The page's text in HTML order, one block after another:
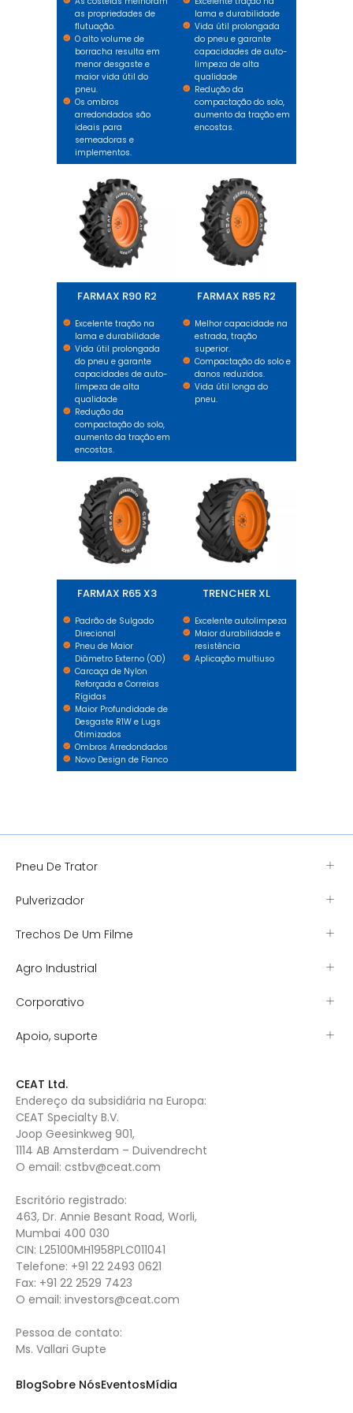
as propriedades de
flutuação.
O alto volume de
borracha resulta em
menor desgaste e
maior vida útil do
pneu.
Os ombros
arredondados são
ideais para
semeadoras e
implementos.
lama e durabilidade
Vida útil prolongada
do pneu e garante
capacidades de auto-
limpeza de alta
qualidade
Redução da
compactação do solo,
aumento da tração em
encostas.
FARMAX R90 R2
Excelente tração na
lama e durabilidade
Vida útil prolongada
do pneu e garante
capacidades de auto-
limpeza de alta
qualidade
Redução da
compactação do solo,
aumento da tração em
encostas.
FARMAX R85 R2
Melhor capacidade na
estrada, tração
superior.
Compactação do solo e
danos reduzidos.
Vida útil longa do
pneu.
FARMAX R65 X3
Padrão de Sulgado
Direcional
Pneu de Maior
Diâmetro Externo (OD)
Carcaça de Nylon
Reforçada e Correias
Rígidas
Maior Profundidade de
Desgaste R1W e Lugs
Otimizados
Ombros Arredondados
Novo Design de Flanco
TRENCHER XL
Excelente autolimpeza
Maior durabilidade e
resistência
Aplicação multiuso
Pneu De Trator
Pulverizador
Trechos De Um Filme
Agro Industrial
Corporativo
Apoio, suporte
CEAT Ltd.
Endereço da subsidiária na Europa:
CEAT Specialty B.V.
Joop Geesinkweg 901,
1114 AB Amsterdam – Duivendrecht
O email: cstbv@ceat.com
Escritório registrado:
463, Dr. Annie Besant Road, Worli,
Mumbai 400 030
CIN: L25100MH1958PLC011041
Telefone: +91 22 2493 0621
Fax: +91 22 2529 7423
O email: investors@ceat.com
Pessoa de contato:
Ms. Vallari Gupte
BlogSobre NósEventosMídia